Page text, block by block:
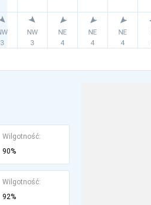
Wilgotność:
90%
Wilgotność:
92%